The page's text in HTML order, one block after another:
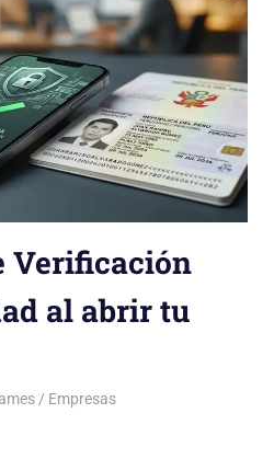
Verificación
al abrir tu
Empresas